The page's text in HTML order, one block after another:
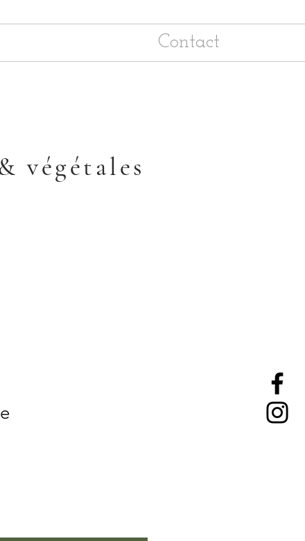
Contact
végétales